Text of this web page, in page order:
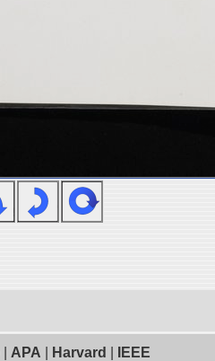
APA Harvard IEEE